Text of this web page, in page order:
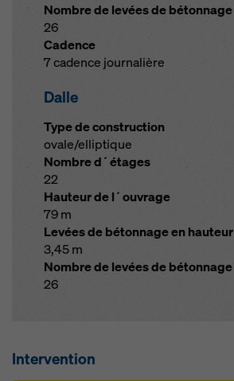
Nombre de levées de bétonnage
26
Cadence
7 cadence journalière
Dalle
Type de construction
ovale/elliptique
Nombre d´étages
22
Hauteur de l´ouvrage
79 m
Levées de bétonnage en hauteur
3,45 m
Nombre de levées de bétonnage
26
Intervention